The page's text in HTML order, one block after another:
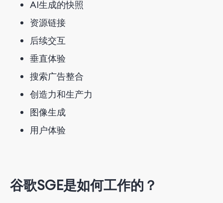
AI生成的快照
资源链接
后续交互
垂直体验
搜索广告整合
创造力和生产力
图像生成
用户体验
谷歌SGE是如何工作的？